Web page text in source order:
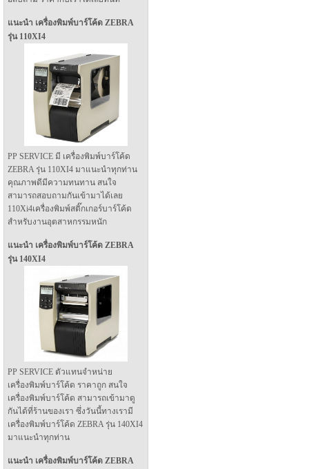
แนะนำ เครื่องพิมพ์บาร์โค้ด ZEBRA
รุ่น 110XI4
PP SERVICE มี เครื่องพิมพ์บาร์โค้ด
ZEBRA รุ่น 110XI4 มาแนะนำทุกท่าน
คุณภาพดีมีความทนทาน สนใจ
สามารถสอบถามกันเข้ามาได้เลย
110Xi4เครื่องพิมพ์สติ๊กเกอร์บาร์โค้ด
สำหรับงานอุตสาหกรรมหนัก
แนะนำ เครื่องพิมพ์บาร์โค้ด ZEBRA
รุ่น 140XI4
PP SERVICE ตัวแทนจำหน่าย
เครื่องพิมพ์บาร์โค้ด ราคาถูก สนใจ
เครื่องพิมพ์บาร์โค้ด สามารถเข้ามาดู
กันได้ที่ร้านของเรา ซึ่งวันนี้ทางเรามี
เครื่องพิมพ์บาร์โค้ด ZEBRA รุ่น 140XI4
มาแนะนำทุกท่าน
แนะนำ เครื่องพิมพ์บาร์โค้ด ZEBRA